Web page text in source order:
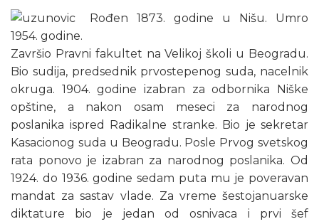
Rođen 1873. godine u Nišu. Umro
1954. godine.
Završio Pravni fakultet na Velikoj školi u Beogradu.
Bio sudija, predsednik prvostepenog suda, nacelnik
okruga. 1904. godine izabran za odbornika Niške
opštine, a nakon osam meseci za narodnog
poslanika ispred Radikalne stranke. Bio je sekretar
Kasacionog suda u Beogradu. Posle Prvog svetskog
rata ponovo je izabran za narodnog poslanika. Od
1924. do 1936. godine sedam puta mu je poveravan
mandat za sastav vlade. Za vreme šestojanuarske
diktature bio je jedan od osnivaca i prvi šef